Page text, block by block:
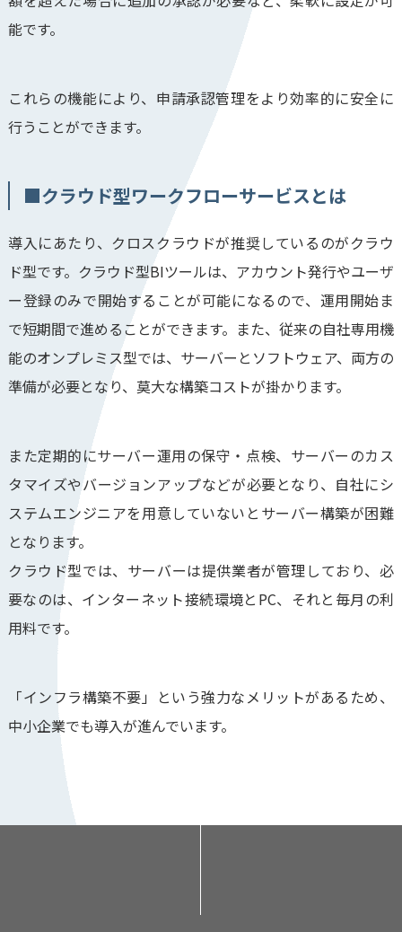
能です。
これらの機能により、申請承認管理をより効率的に安全に
行うことができます。
■クラウド型ワークフローサービスとは
導入にあたり、クロスクラウドが推奨しているのがクラウ
ド型です。クラウド型BIツールは、アカウント発行やユーザ
ー登録のみで開始することが可能になるので、運用開始ま
で短期間で進めることができます。また、従来の自社専用機
能のオンプレミス型では、サーバーとソフトウェア、両方の
準備が必要となり、莫大な構築コストが掛かります。
また定期的にサーバー運用の保守・点検、サーバーのカス
タマイズやバージョンアップなどが必要となり、自社にシ
ステムエンジニアを用意していないとサーバー構築が困難
となります。
クラウド型では、サーバーは提供業者が管理しており、必
要なのは、インターネット接続環境とPC、それと毎月の利
用料です。
「インフラ構築不要」という強力なメリットがあるため、
中小企業でも導入が進んでいます。